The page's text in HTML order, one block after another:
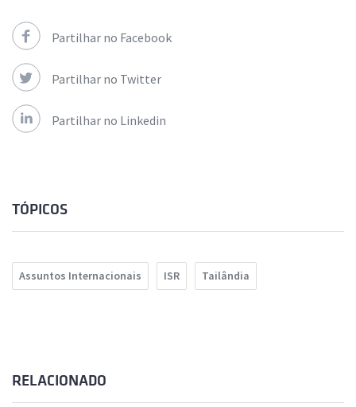
Partilhar no Facebook
Partilhar no Twitter
Partilhar no Linkedin
TÓPICOS
Assuntos Internacionais ISR Tailândia
RELACIONADO